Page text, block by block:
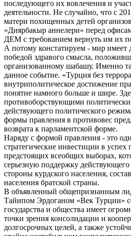
последующего их вовлечения и
деятельности. Не случайно, что с
матери похищенных детей
«Диярбакыр аннелери» перед
ДЕМ с требованием вернуть им их
А потому констатируем - мир имеет
победой здравого смысла,
организованному шабашу. Именно
данное событие. «Турция без
внутриполитическое достижение
понятие намного больше и шире.
противоборствующими
действующего политического
формы правления в противовес
возврата к парламентской форме.
Наряду с формой правления - это
стратегические инвестиции в
предстоящих всеобщих выборах,
серьезную поддержку действующего
стороны курдского населения,
населения братской страны.
В объявленный общепризнанным
Тайипом Эрдоганом «Век Турции»
государства и общества имеет
точки зрения консолидации и
долгосрочных целей, а также